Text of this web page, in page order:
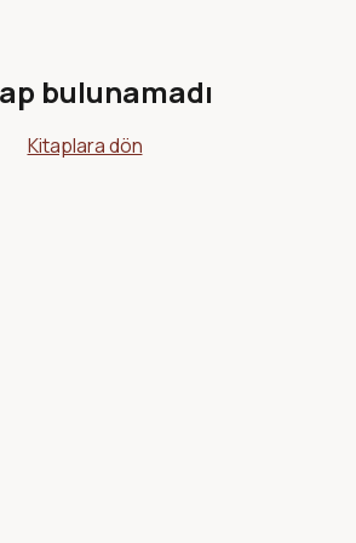
bulunamadı
Kitaplara dön